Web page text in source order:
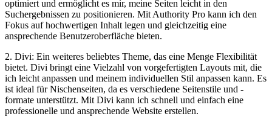
optimiert und ermöglicht es mir, ‌meine Seiten leicht ⁤in‌ den
Suchergebnissen zu ⁤positionieren. Mit Authority Pro kann ich den⁢
Fokus auf‍ hochwertigen Inhalt legen und gleichzeitig eine
ansprechende Benutzeroberfläche bieten.
2. Divi: Ein weiteres beliebtes Theme, das ​eine Menge Flexibilität
bietet. Divi bringt eine Vielzahl von vorgefertigten Layouts ⁣mit, die
ich leicht anpassen und meinem individuellen​ Stil anpassen kann. Es
ist ideal für⁤ Nischenseiten, da es verschiedene Seitenstile und -
formate‍ unterstützt. Mit Divi ⁢kann ich schnell und einfach eine
professionelle und ansprechende Website erstellen.